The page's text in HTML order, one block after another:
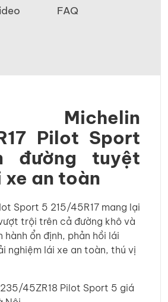
FAQ
Pilot Sport
đường tuyệt
an toàn
Sport 5 215/45R17 mang lại
trội trên cả đường khô và
hành ổn định, phản hồi lái
nghiệm lái xe an toàn, thú vị